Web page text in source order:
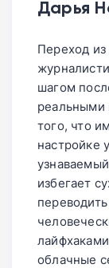
вместо
Дарья
Переход
шагом
того, что
настройке
избегает
облачные